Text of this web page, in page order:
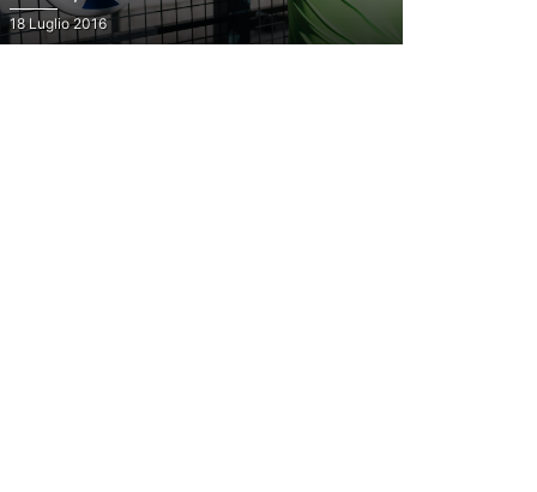
ITALIA
18 Luglio 2016